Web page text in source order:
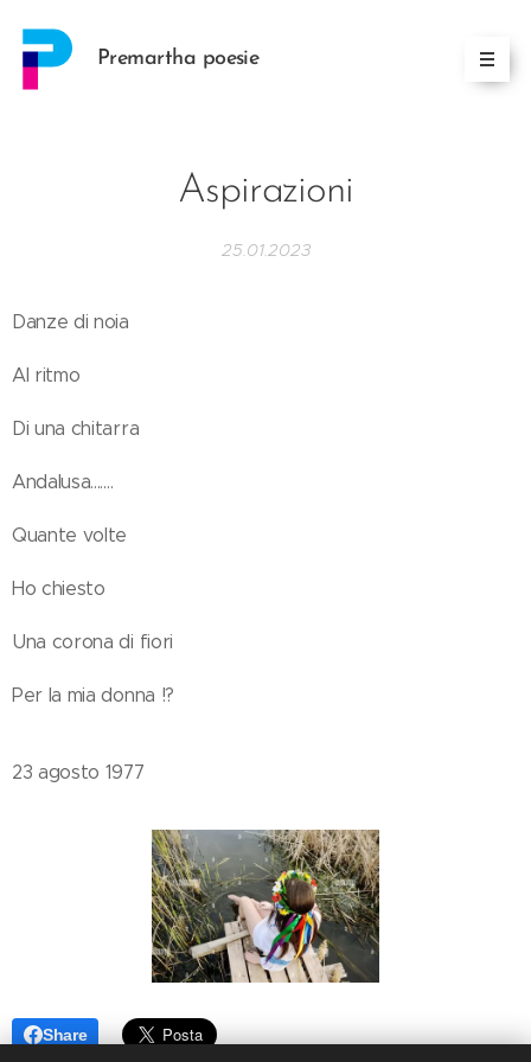
Premartha poesie
Aspirazioni
25.01.2023
Danze di noia
Al ritmo
Di una chitarra
Andalusa.......
Quante volte
Ho chiesto
Una corona di fiori
Per la mia donna !?
23 agosto 1977
Share